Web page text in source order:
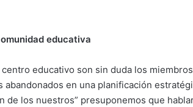
educativa
educativo son sin duda los
abandonados en una planificación
de los nuestros” presuponemos que